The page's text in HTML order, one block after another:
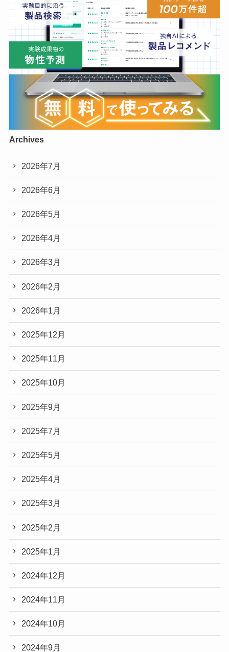
Archives
2026年7月
2026年6月
2026年5月
2026年4月
2026年3月
2026年2月
2026年1月
2025年12月
2025年11月
2025年10月
2025年9月
2025年7月
2025年5月
2025年4月
2025年3月
2025年2月
2025年1月
2024年12月
2024年11月
2024年10月
2024年9月